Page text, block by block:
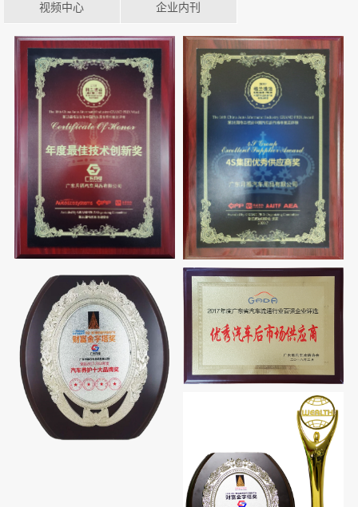
视频中心 企业内刊